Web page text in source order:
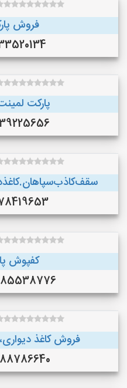
فروش
پارکت
09339225656
09178419653
کفپوش
09185538776
فروش کاغذ
09188786640